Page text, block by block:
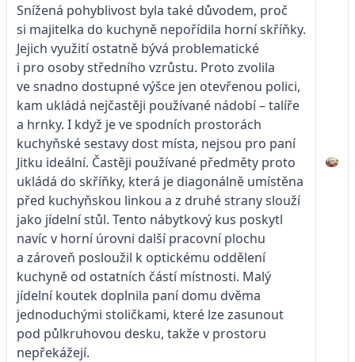
Snížená pohyblivost byla také důvodem, proč
si majitelka do kuchyně nepořídila horní skříňky.
Jejich využití ostatně bývá problematické
i pro osoby středního vzrůstu. Proto zvolila
ve snadno dostupné výšce jen otevřenou polici,
kam ukládá nejčastěji používané nádobí – talíře
a hrnky. I když je ve spodních prostorách
kuchyňské sestavy dost místa, nejsou pro paní
Jitku ideální. Častěji používané předměty proto
ukládá do skříňky, která je diagonálně umístěna
před kuchyňskou linkou a z druhé strany slouží
jako jídelní stůl. Tento nábytkový kus poskytl
navíc v horní úrovni další pracovní plochu
a zároveň posloužil k optickému oddělení
kuchyně od ostatních částí místnosti. Malý
jídelní koutek doplnila paní domu dvěma
jednoduchými stoličkami, které lze zasunout
pod půlkruhovou desku, takže v prostoru
nepřekážejí.